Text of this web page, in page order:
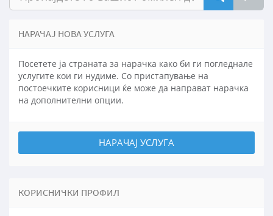
НАРАЧАЈ НОВА УСЛУГА
Посетете ја страната за нарачка како би ги погледнале
услугите кои ги нудиме. Со пристапување на
постоечките корисници ќе може да направат нарачка
на дополнителни опции.
НАРАЧАЈ УСЛУГА
КОРИСНИЧКИ ПРОФИЛ